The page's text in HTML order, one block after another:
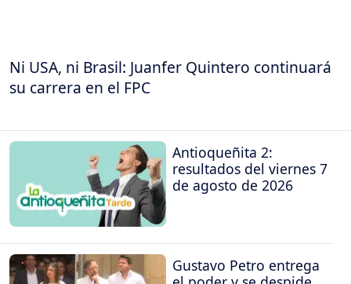
Ni USA, ni Brasil: Juanfer Quintero continuará
su carrera en el FPC
Antioqueñita 2:
resultados del viernes 7
de agosto de 2026
Gustavo Petro entrega